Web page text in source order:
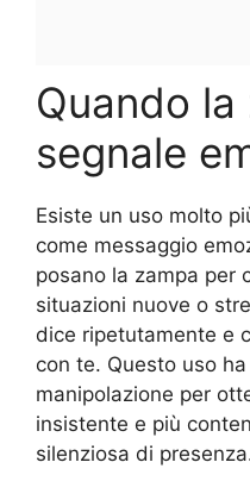
Quando la
segnale
Esiste un uso molto
come messaggio
posano la zampa per
situazioni nuove o
dice ripetutamente e
con te. Questo uso
manipolazione per
insistente e più
silenziosa di